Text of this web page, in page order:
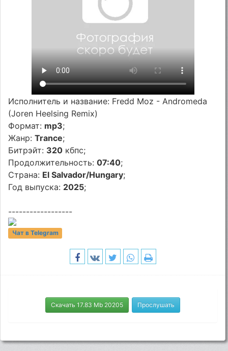
Исполнитель и название: Fredd Moz - Andromeda
(Joren Heelsing Remix)
Формат: mp3;
Жанр:Trance;
Битрэйт: 320 кбпс;
Продолжительность:07:40;
Страна: El Salvador/Hungary;
Год выпуска: 2025;
------------------
Чат в Telegram
Скачать 17.83 Mb 20205 Прослушать